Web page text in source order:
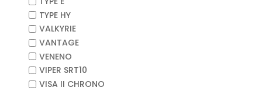
TYPE HY
VALKYRIE
VANTAGE
VENENO
VIPER SRT10
VISA II CHRONO